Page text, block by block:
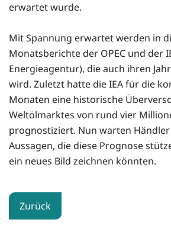
erwartet wurde.
Mit Spannung erwartet werden in
Monatsberichte der OPEC und der
Energieagentur), die auch ihren
wird. Zuletzt hatte die IEA für die
Monaten eine historische
Weltölmarktes von rund vier
prognostiziert. Nun warten
Aussagen, die diese Prognose
ein neues Bild zeichnen könnten.
Zurück